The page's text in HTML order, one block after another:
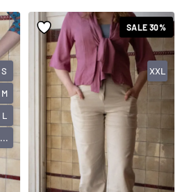
S
M
L
...
SALE 30%
XXL